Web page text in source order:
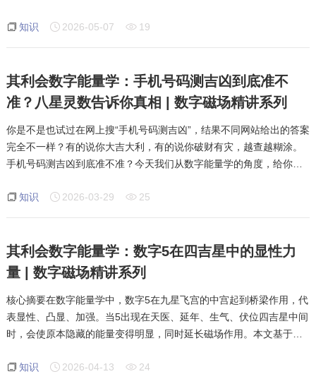
有出乎意料的好事或坏事发生，易有官司文书问
知识 2026-05-07 19
其利会数字能量学：手机号码测吉凶到底准不
准？八星灵数告诉你真相 | 数字磁场精讲系列
你是不是也试过在网上搜“手机号码测吉凶”，结果不同网站给出的答案
完全不一样？有的说你大吉大利，有的说你破财有灾，越查越糊涂。
手机号码测吉凶到底准不准？今天我们从数字能量学的角度，给你一
429803488，回复“
知识 2026-03-29 25
其利会数字能量学：数字5在四吉星中的显性力
量 | 数字磁场精讲系列
核心摘要在数字能量学中，数字5在九星飞宫的中宫起到桥梁作用，代
表显性、凸显、加强。当5出现在天医、延年、生气、伏位四吉星中间
时，会使原本隐藏的能量变得明显，同时延长磁场作用。本文基于其
富凸显且延续；延年夹5使能力与压
知识 2026-04-13 24